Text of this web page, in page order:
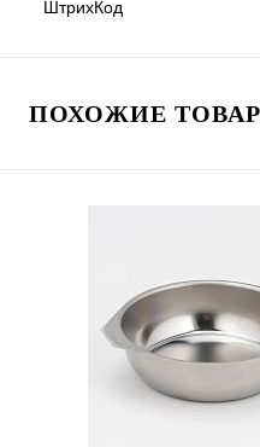
ШтрихКод
ПОХОЖИЕ